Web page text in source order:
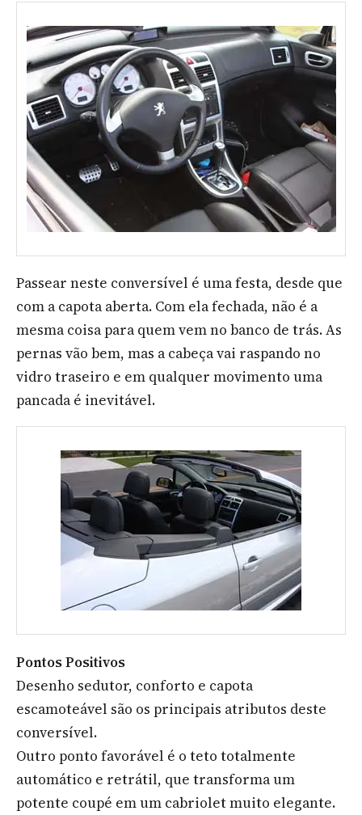
Passear neste conversível é uma festa, desde que
com a capota aberta. Com ela fechada, não é a
mesma coisa para quem vem no banco de trás. As
pernas vão bem, mas a cabeça vai raspando no
vidro traseiro e em qualquer movimento uma
pancada é inevitável.
Pontos Positivos
Desenho sedutor, conforto e capota
escamoteável são os principais atributos deste
conversível.
Outro ponto favorável é o teto totalmente
automático e retrátil, que transforma um
potente coupé em um cabriolet muito elegante.